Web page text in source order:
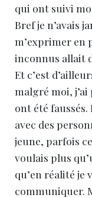
qui ont suivi
Bref je n’avais
m’exprimer en
inconnus allait
Et c’est
malgré moi,
ont été
avec des
jeune, parfois
voulais plus
qu’en réalité je
communiquer.